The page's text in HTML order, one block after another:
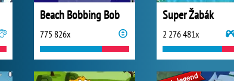
Beach Bobbing Bob
775 826x
Super Žabák
2 276 481x